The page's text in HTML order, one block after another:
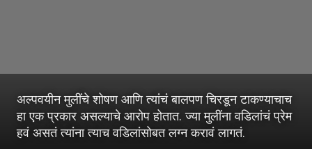
अल्पवयीन मुलींचे शोषण आणि त्यांचं बालपण चिरडून टाकण्याचाच
हा एक प्रकार असल्याचे आरोप होतात. ज्या मुलींना वडिलांचं प्रेम
हवं असतं त्यांना त्याच वडिलांसोबत लग्न करावं लागतं.